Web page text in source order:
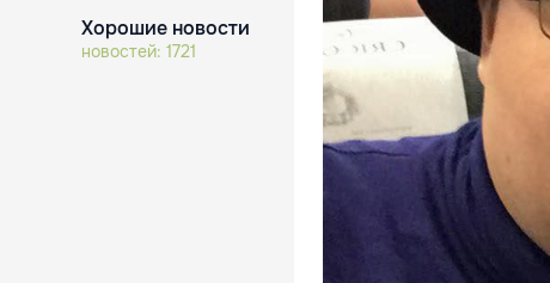
Хорошие новости
новостей: 1721